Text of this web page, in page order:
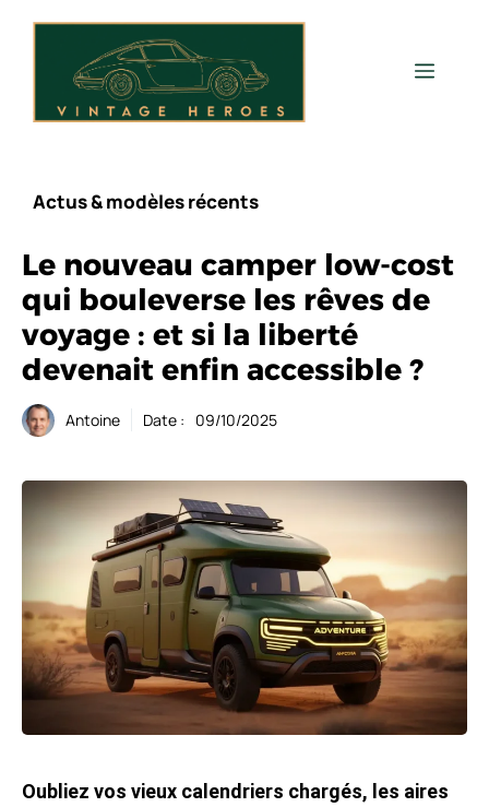
Menu
Actus & modèles récents
Le nouveau camper low-cost
qui bouleverse les rêves de
voyage : et si la liberté
devenait enfin accessible ?
Antoine Date : 09/10/2025
Oubliez vos vieux calendriers chargés, les aires